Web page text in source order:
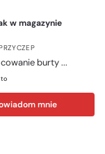
w magazynie
burty ...
mnie